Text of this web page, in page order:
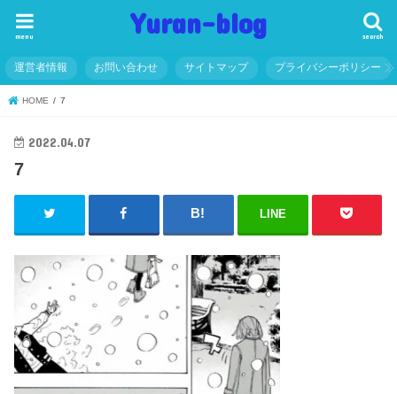
Yuran-blog search
menu
運営者情報 お問い合わせ サイトマップ プライバシーポリシー
HOME 7
2022.04.07
7
LINE